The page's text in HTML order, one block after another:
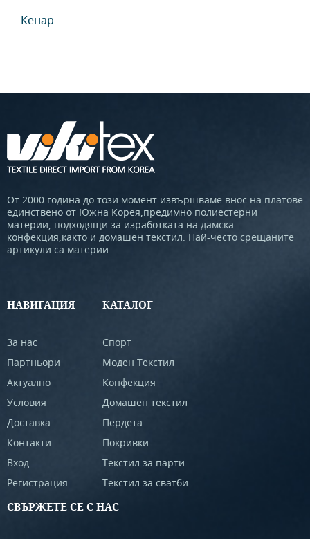
Кенар
От 2000 година до този момент извършваме внос на платове
единствено от Южна Корея,предимно полиестерни
материи, подходящи за изработката на дамска
конфекция,както и домашен текстил. Най-често срещаните
артикули са материи...
НАВИГАЦИЯ
За нас
Партньори
Актуално
Условия
Доставка
Контакти
Вход
Регистрация
КАТАЛОГ
Спорт
Моден Текстил
Конфекция
Домашен текстил
Пердета
Покривки
Текстил за парти
Текстил за сватби
СВЪРЖЕТЕ СЕ С НАС